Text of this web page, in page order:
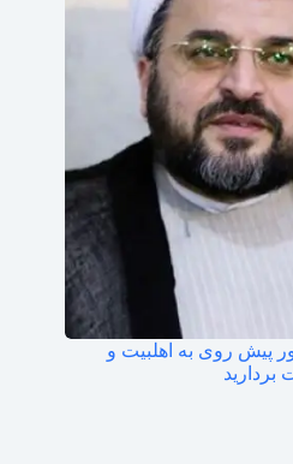
پیش روی به اهلبیت و